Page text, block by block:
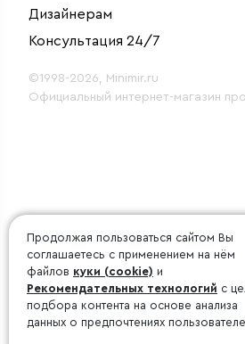
Дизайнерам
Консультация 24/7
©1998-2026, Minimir.ru
Официальный интернет-магазин
Продолжая пользоваться сайтом Вы
соглашаетесь с применением на нём
файлов куки (cookie) и
Рекомендательных технологий с
подбора контента на основе анализа
данных о предпочтениях